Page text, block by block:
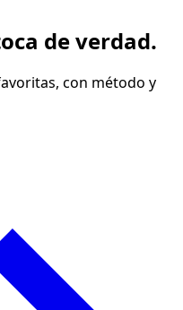
de verdad.
con método y